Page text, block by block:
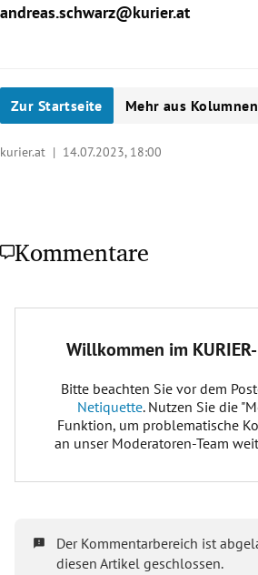
andreas.schwarz@kurier.at
Zur Startseite Mehr aus Kolumnen
kurier.at | 14.07.2023, 18:00
Kommentare